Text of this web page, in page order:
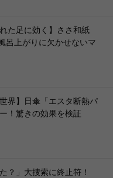
た足に効く】ささ和紙
呂上がりに欠かせないマ
界】日傘「エスタ断熱パ
！驚きの効果を検証
？」大捜索に終止符！